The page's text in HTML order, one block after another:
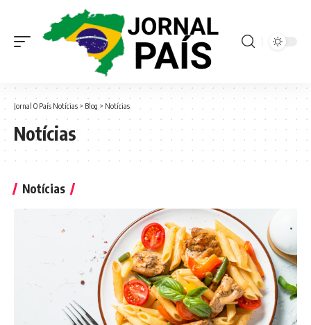
Jornal O País Notícias > Blog > Notícias
Notícias
Notícias